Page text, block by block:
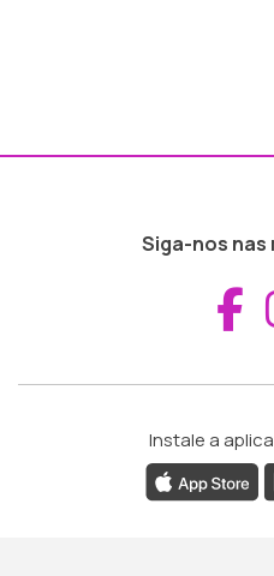
Siga-nos nas
Instale a